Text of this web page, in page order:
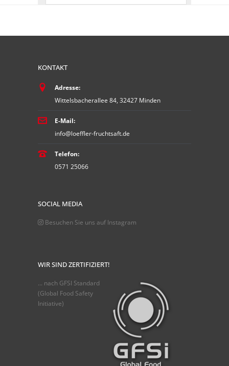
KONTAKT
Adresse:
Wittelsbacherallee 84, 32427 Minden
E-Mail:
info@loeffler-fruchtsaft.de
Telefon:
0571 25066
SOCIAL MEDIA
Besuchen Sie uns auf Instagram
WIR SIND ZERTIFIZIERT!
... nach GFSI Standard
(Global Food Safety
Initiative)